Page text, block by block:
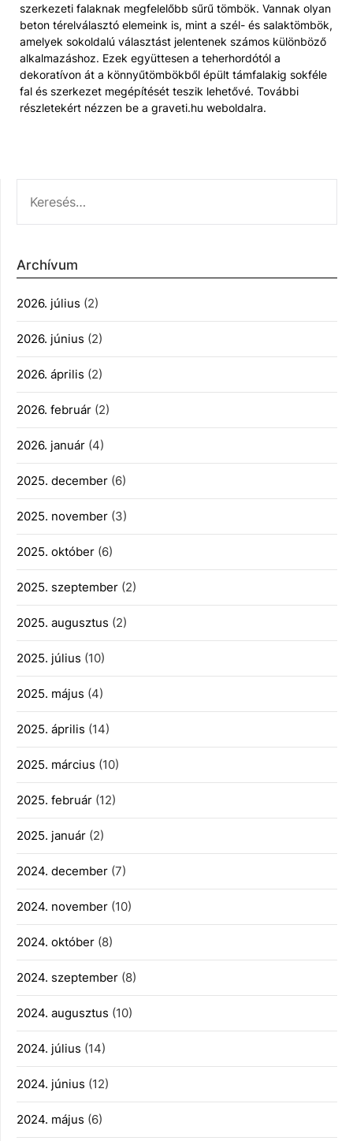
szerkezeti falaknak megfelelőbb sűrű tömbök. Vannak olyan
beton térelválasztó elemeink is, mint a szél- és salaktömbök,
amelyek sokoldalú választást jelentenek számos különböző
alkalmazáshoz. Ezek együttesen a teherhordótól a
dekoratívon át a könnyűtömbökből épült támfalakig sokféle
fal és szerkezet megépítését teszik lehetővé. További
részletekért nézzen be a graveti.hu weboldalra.
Archívum
2026. július (2)
2026. június (2)
2026. április (2)
2026. február (2)
2026. január (4)
2025. december (6)
2025. november (3)
2025. október (6)
2025. szeptember (2)
2025. augusztus (2)
2025. július (10)
2025. május (4)
2025. április (14)
2025. március (10)
2025. február (12)
2025. január (2)
2024. december (7)
2024. november (10)
2024. október (8)
2024. szeptember (8)
2024. augusztus (10)
2024. július (14)
2024. június (12)
2024. május (6)